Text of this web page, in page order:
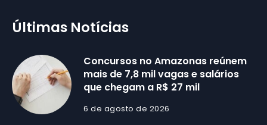
Últimas Notícias
Concursos no Amazonas reúnem
mais de 7,8 mil vagas e salários
que chegam a R$ 27 mil
6 de agosto de 2026